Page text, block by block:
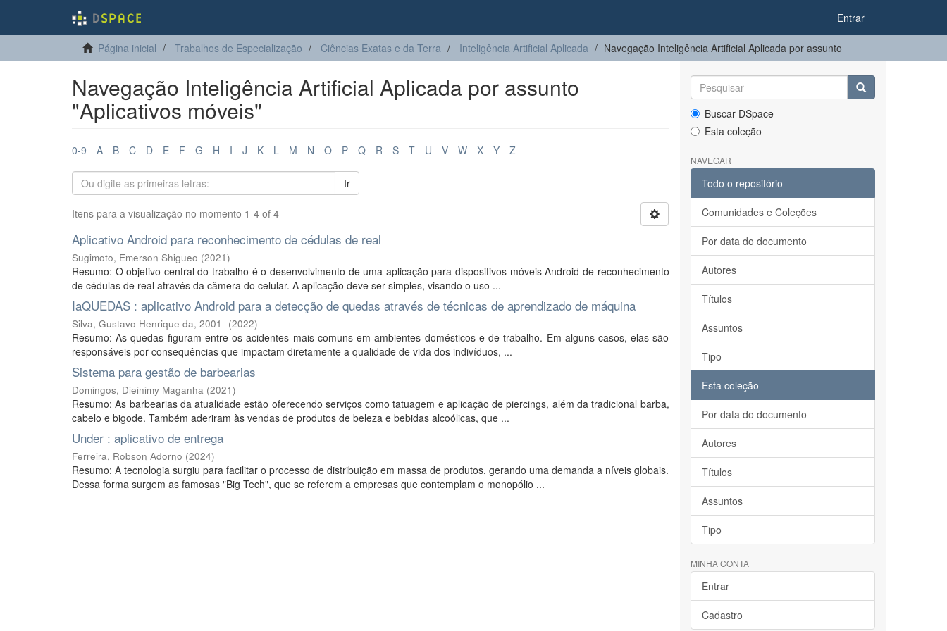
Entrar
Página inicial Trabalhos de Especialização Ciências Exatas e da Terra Inteligência Artificial Aplicada Navegação Inteligência Artificial Aplicada por assunto
Navegação Inteligência Artificial Aplicada por assunto
"Aplicativos móveis"
0-9 A B C D E F G H I J K L M N O P Q R S T U V W X Y Z
Ir
Itens para a visualização no momento 1-4 of 4
Aplicativo Android para reconhecimento de cédulas de real
Sugimoto, Emerson Shigueo (2021)
Resumo: O objetivo central do trabalho é o desenvolvimento de uma aplicação para dispositivos móveis Android de reconhecimento
de cédulas de real através da câmera do celular. A aplicação deve ser simples, visando o uso ...
IaQUEDAS : aplicativo Android para a detecção de quedas através de técnicas de aprendizado de máquina
Silva, Gustavo Henrique da, 2001- (2022)
Resumo: As quedas figuram entre os acidentes mais comuns em ambientes domésticos e de trabalho. Em alguns casos, elas são
responsáveis por consequências que impactam diretamente a qualidade de vida dos indivíduos, ...
Sistema para gestão de barbearias
Domingos, Dieinimy Maganha (2021)
Resumo: As barbearias da atualidade estão oferecendo serviços como tatuagem e aplicação de piercings, além da tradicional barba,
cabelo e bigode. Também aderiram às vendas de produtos de beleza e bebidas alcoólicas, que ...
Under : aplicativo de entrega
Ferreira, Robson Adorno (2024)
Resumo: A tecnologia surgiu para facilitar o processo de distribuição em massa de produtos, gerando uma demanda a níveis globais.
Dessa forma surgem as famosas "Big Tech", que se referem a empresas que contemplam o monopólio ...
Buscar DSpace
Esta coleção
NAVEGAR
Todo o repositório
Comunidades e Coleções
Por data do documento
Autores
Títulos
Assuntos
Tipo
Esta coleção
Por data do documento
Autores
Títulos
Assuntos
Tipo
MINHA CONTA
Entrar
Cadastro